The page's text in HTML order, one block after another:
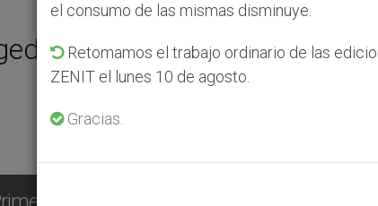
‘Fundación Juan Pablo I’
el consumo de las mismas disminuye.
Retomamos el trabajo ordinario de las
ZENIT el lunes 10 de agosto.
Gracias.